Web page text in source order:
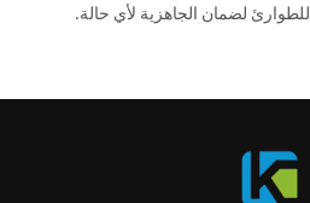
لضمان الجاهزية لأي حالة.